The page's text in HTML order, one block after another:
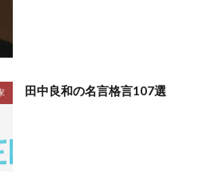
田中良和の名言格言107選